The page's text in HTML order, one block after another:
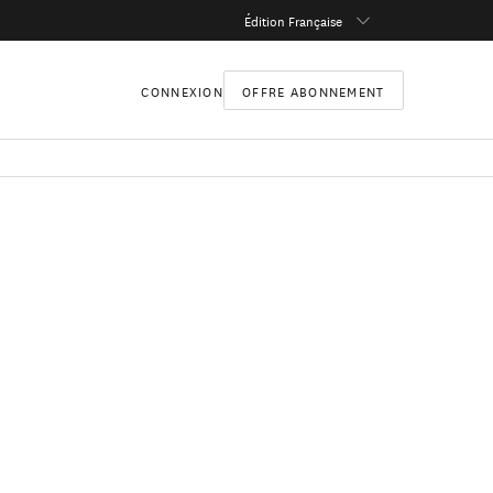
Édition Française
CONNEXION OFFRE ABONNEMENT